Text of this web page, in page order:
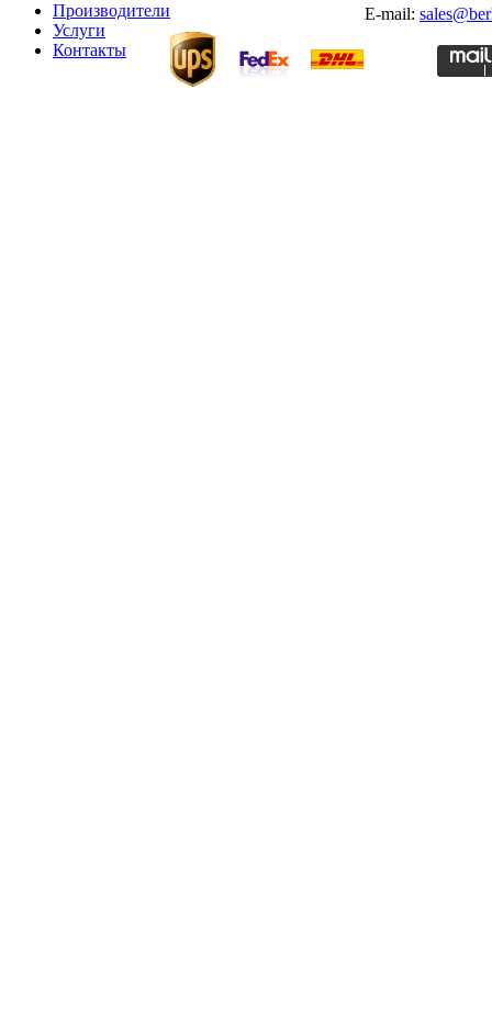
Производители
Услуги
Контакты
E-mail: